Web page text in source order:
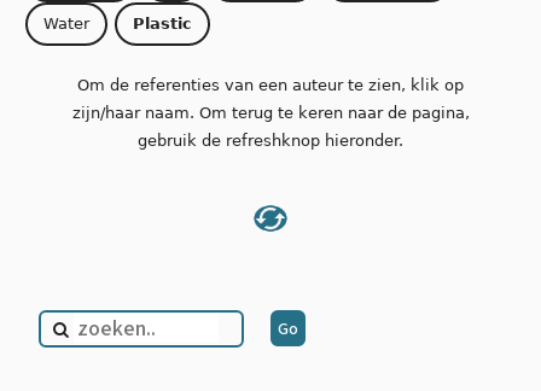
Water Plastic
Om de referenties van een auteur te zien, klik op
zijn/haar naam. Om terug te keren naar de pagina,
gebruik de refreshknop hieronder.